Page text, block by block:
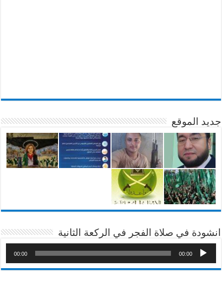
جديد الموقع
انشودة في صلاة الفجر في الركعة الثانية
00:00
00:00